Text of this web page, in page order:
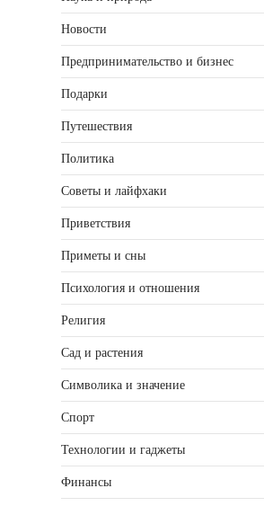
Новости
Предпринимательство и бизнес
Подарки
Путешествия
Политика
Советы и лайфхаки
Приветствия
Приметы и сны
Психология и отношения
Религия
Сад и растения
Символика и значение
Спорт
Технологии и гаджеты
Финансы